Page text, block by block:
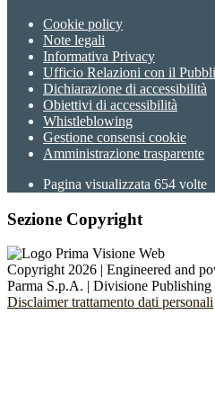
Cookie policy
Note legali
Informativa Privacy
Ufficio Relazioni con il
Dichiarazione di accessibilità
Obiettivi di accessibilità
Whistleblowing
Gestione consensi cookie
Amministrazione trasparente
Pagina visualizzata 654 volte
Sezione Copyright
Copyright 2026 | Engineered and
Parma S.p.A. | Divisione
Disclaimer trattamento dati personali